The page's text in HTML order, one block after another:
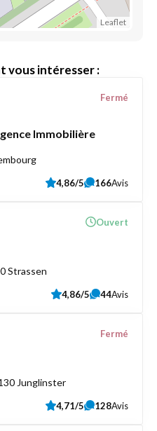
Leaflet
vous intéresser :
Immobilière
Fermé
4,86/5 166Avis
Strassen
Ouvert
4,86/5 44Avis
Junglinster
Fermé
4,71/5 128Avis